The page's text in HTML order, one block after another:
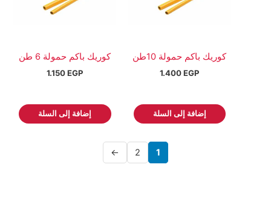
كوريك باكم حمولة 10طن
1.400EGP
إضافة إلى السلة
كوريك باكم حمولة 6 طن
1.150EGP
إضافة إلى السلة
1
2
←